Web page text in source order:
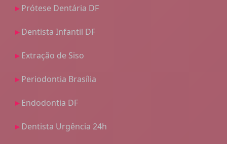
Prótese Dentária DF
Dentista Infantil DF
Extração de Siso
Periodontia Brasília
Endodontia DF
Dentista Urgência 24h